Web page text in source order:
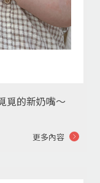
覓的新奶嘴～
更多內容